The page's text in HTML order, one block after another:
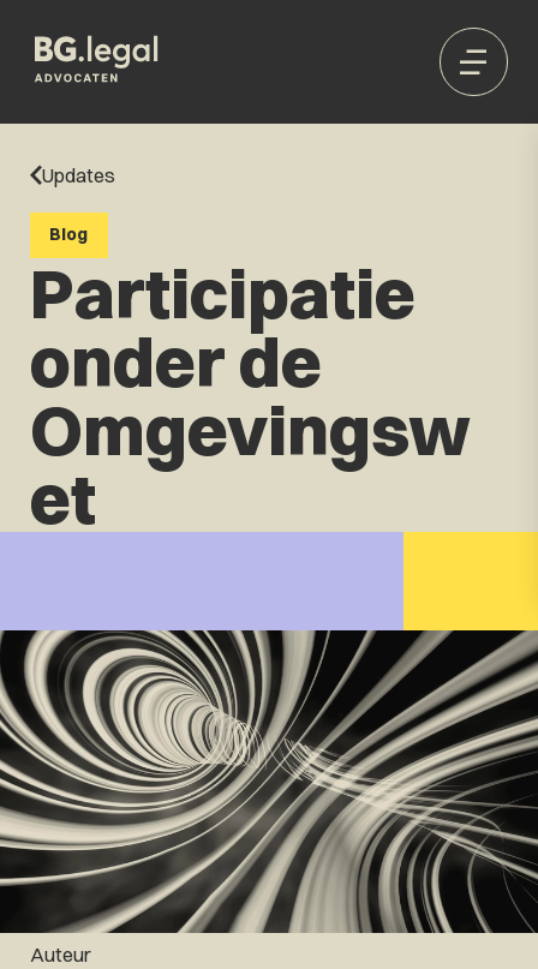
Updates
Blog
Participatie
onder de
Omgevingsw
et
Auteur